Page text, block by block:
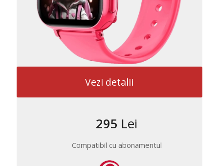
Vezi detalii
295 Lei
Compatibil cu abonamentul